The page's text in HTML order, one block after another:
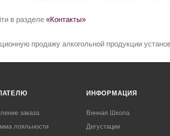
в разделе «Контакты»
продажу алкогольной продукции
заказа
лояльности
ИНФОРМАЦИЯ
Винная Школа
Дегустации